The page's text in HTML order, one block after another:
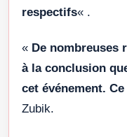
respectifs« .
« De nombreuses
à la conclusion
cet événement.
Zubik.